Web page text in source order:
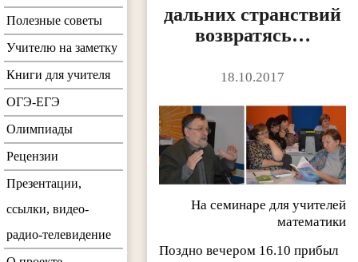
дальних странствий
возвратясь…
18.10.2017
На семинаре для учителей
математики
Поздно вечером 16.10 прибыл
Полезные советы
Учителю на заметку
Книги для учителя
ОГЭ-ЕГЭ
Олимпиады
Рецензии
Презентации,
ссылки, видео-
радио-телевидение